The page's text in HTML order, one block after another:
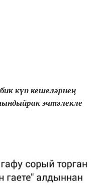
күп кешеләрнең
эчтәлекле